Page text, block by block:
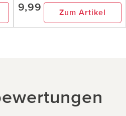
9,99 Zum Artikel